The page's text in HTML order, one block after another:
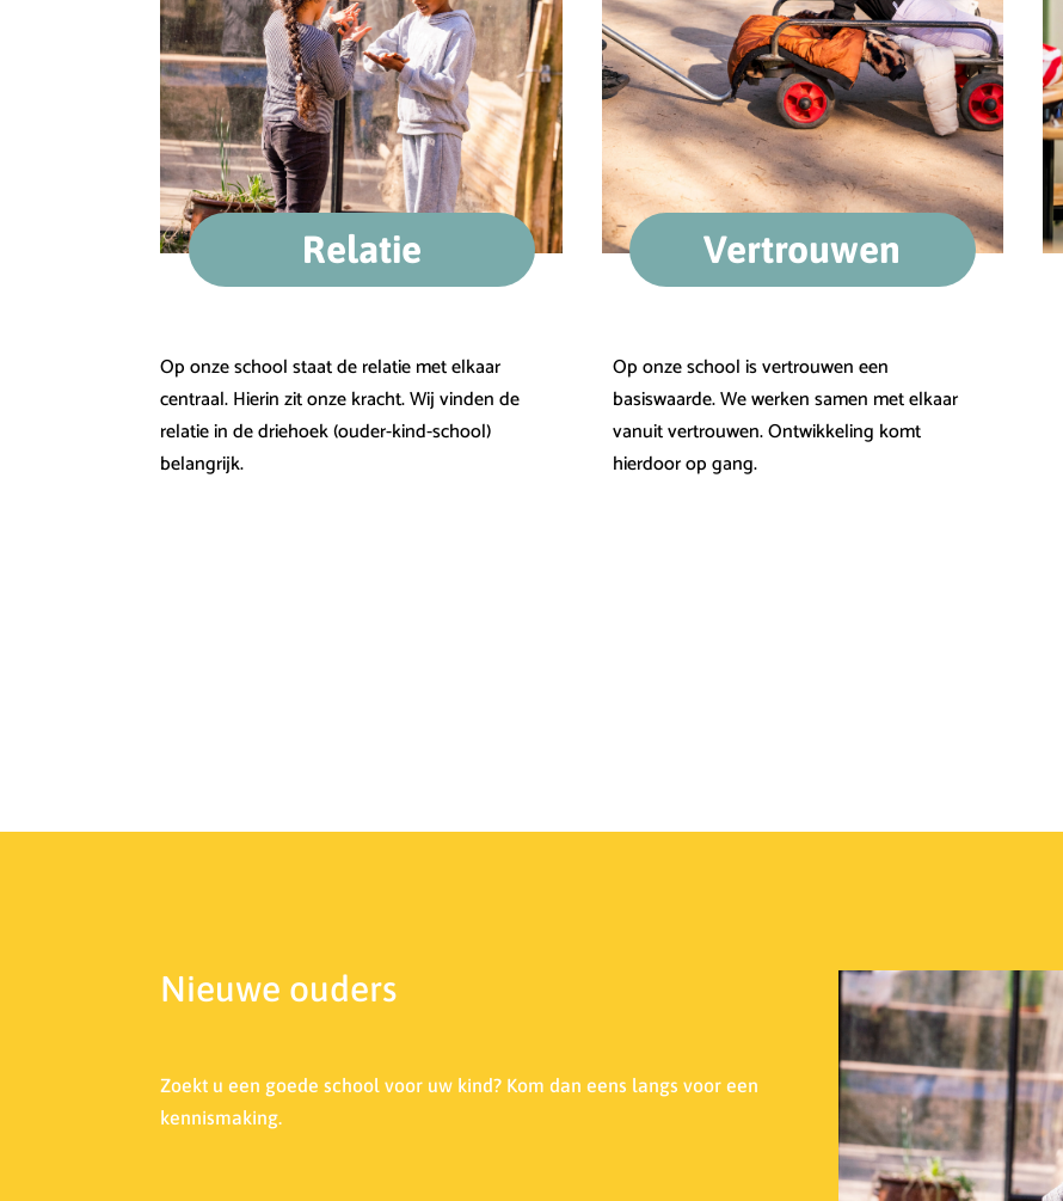
Relatie Vertrouwen
Op onze school staat de relatie met elkaar
centraal. Hierin zit onze kracht. Wij vinden de
relatie in de driehoek (ouder-kind-school)
belangrijk.
Op onze school is vertrouwen een
basiswaarde. We werken samen met elkaar
vanuit vertrouwen. Ontwikkeling komt
hierdoor op gang.
Nieuwe ouders
Zoekt u een goede school voor uw kind? Kom dan eens langs voor een
kennismaking.